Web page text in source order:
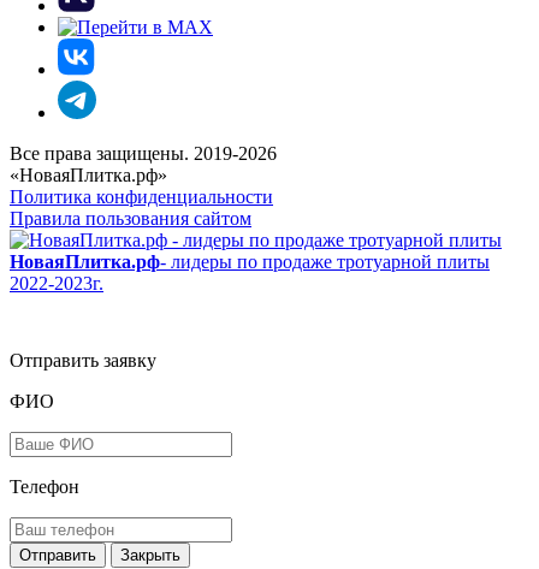
Все права защищены. 2019-2026
«НоваяПлитка.рф»
Политика конфиденциальности
Правила пользования сайтом
НоваяПлитка.рф- лидеры по продаже тротуарной плиты
2022-2023г.
Отправить заявку
ФИО
Телефон
Закрыть